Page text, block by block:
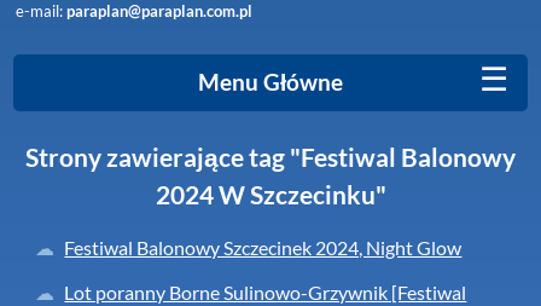
e-mail:paraplan@paraplan.com.pl
Menu Główne ☰
Strony zawierające tag "Festiwal Balonowy
2024 W Szczecinku"
Festiwal Balonowy Szczecinek 2024, Night Glow
Lot poranny Borne Sulinowo-Grzywnik [Festiwal